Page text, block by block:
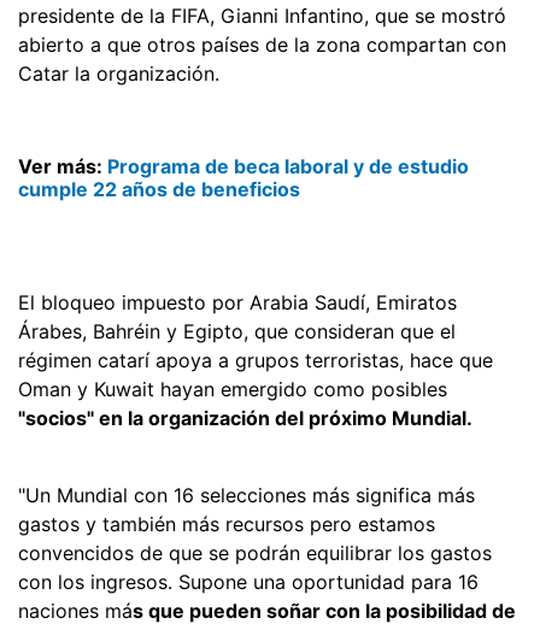
presidente de la FIFA, Gianni Infantino, que se mostró
abierto a que otros países de la zona compartan con
Catar la organización.
Ver más: Programa de beca laboral y de estudio
cumple 22 años de beneficios
El bloqueo impuesto por Arabia Saudí, Emiratos
Árabes, Bahréin y Egipto, que consideran que el
régimen catarí apoya a grupos terroristas, hace que
Oman y Kuwait hayan emergido como posibles
"socios" en la organización del próximo Mundial.
"Un Mundial con 16 selecciones más significa más
gastos y también más recursos pero estamos
convencidos de que se podrán equilibrar los gastos
con los ingresos. Supone una oportunidad para 16
naciones más que pueden soñar con la posibilidad de